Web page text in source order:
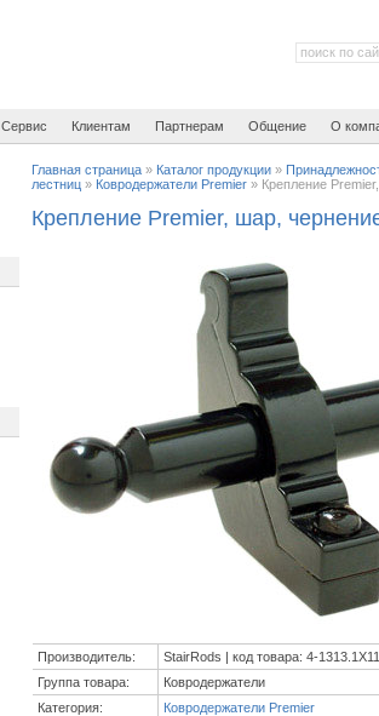
Сервис Клиентам Партнерам Общение О
Главная страница» Каталог продукции»
лестниц» Ковродержатели Premier» Крепление
Крепление Premier, шар,
Производитель:
StairRods | код товара: 4-1313.1X11
Группа товара:
Ковродержатели
Категория:
Ковродержатели Premier